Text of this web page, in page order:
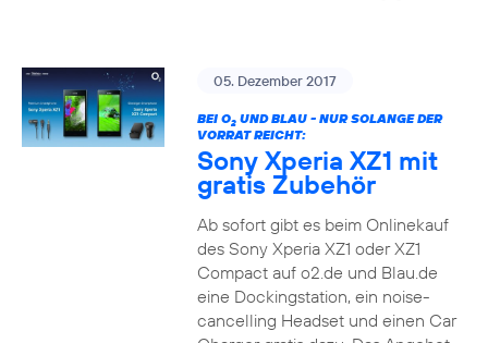
05. Dezember 2017
BEI O2UND BLAU - NUR SOLANGE DER
VORRAT REICHT:
Sony Xperia XZ1 mit
gratis Zubehör
Ab sofort gibt es beim Onlinekauf
des Sony Xperia XZ1 oder XZ1
Compact auf o2.de und Blau.de
eine Dockingstation, ein noise-
cancelling Headset und einen Car